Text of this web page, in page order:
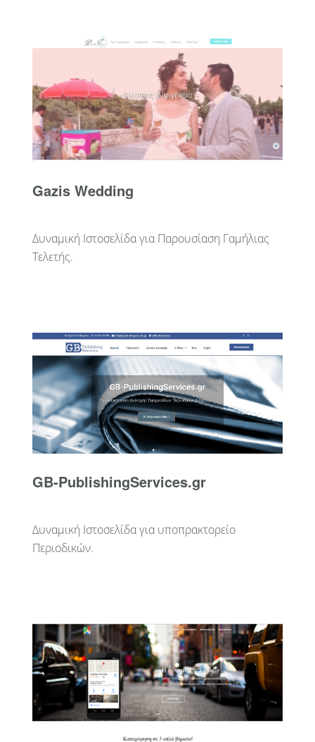
Gazis Wedding
Δυναμική Ιστοσελίδα για Παρουσίαση Γαμήλιας
Τελετής.
GB-PublishingServices.gr
Δυναμική Ιστοσελίδα για υποπρακτορείο
Περιοδικών.